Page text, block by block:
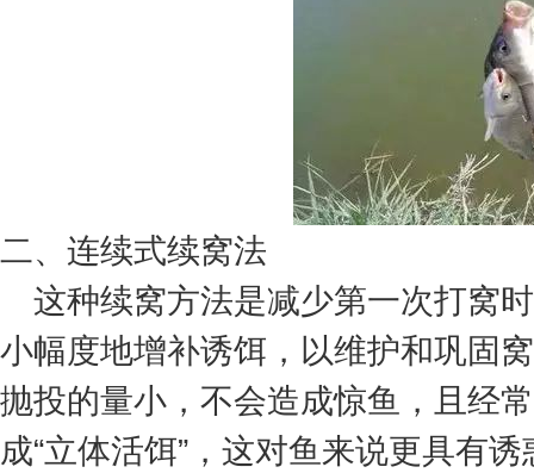
二、连续式续窝法
这种续窝方法是减少第一次打窝
小幅度地增补诱饵，以维护和巩固
抛投的量小，不会造成惊鱼，且经
成“立体活饵”，这对鱼来说更具有诱